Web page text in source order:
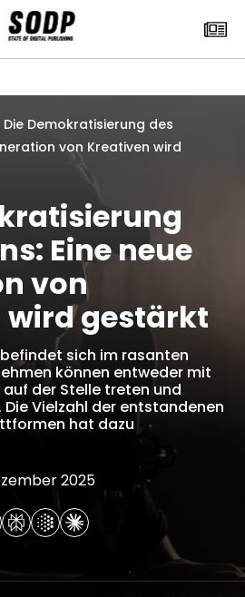
Die Demokratisierung des
von Kreativen wird
Eine neue
von
wird gestärkt
sich im rasanten
können entweder mit
der Stelle treten und
Vielzahl der entstandenen
hat dazu
2025